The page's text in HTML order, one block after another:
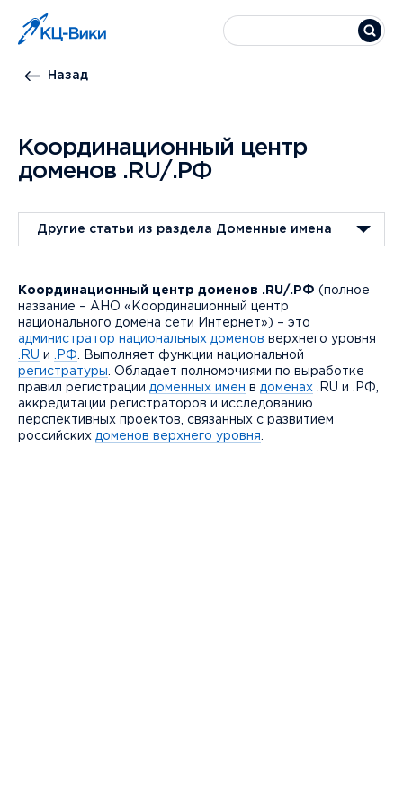
Назад
Координационный центр
доменов .RU/.РФ
Другие статьи из раздела Доменные имена
Координационный центр доменов .RU/.РФ (полное
название – АНО «Координационный центр
национального домена сети Интернет») – это
администратор национальных доменов верхнего уровня
.RU и .РФ . Выполняет функции национальной
регистратуры . Обладает полномочиями по выработке
правил регистрации доменных имен в доменах .RU и .РФ,
аккредитации регистраторов и исследованию
перспективных проектов, связанных с развитием
российских доменов верхнего уровня